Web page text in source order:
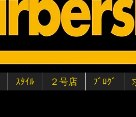
ｽﾀｲﾙ ２号店 ﾌﾞﾛｸﾞ